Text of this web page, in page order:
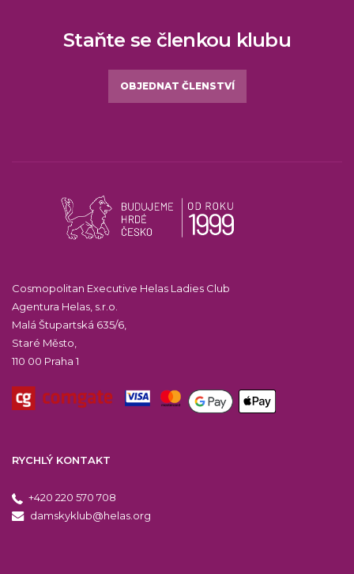
Staňte se členkou klubu
OBJEDNAT ČLENSTVÍ
Cosmopolitan Executive Helas Ladies Club
Agentura Helas, s.r.o.
Malá Štupartská 635/6,
Staré Město,
110 00 Praha 1
RYCHLÝ KONTAKT
+420 220 570 708
damskyklub@helas.org